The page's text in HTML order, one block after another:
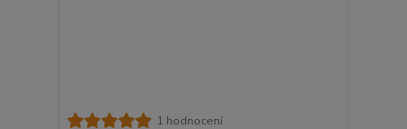
1 hodnocení